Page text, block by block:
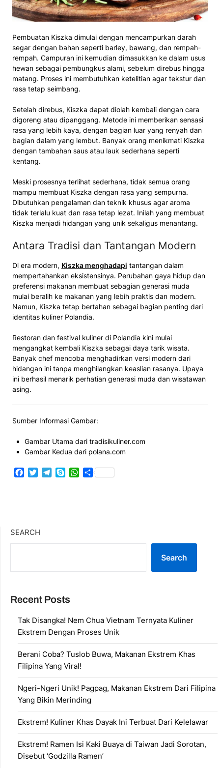
Pembuatan Kiszka dimulai dengan mencampurkan darah
segar dengan bahan seperti barley, bawang, dan rempah-
rempah. Campuran ini kemudian dimasukkan ke dalam usus
hewan sebagai pembungkus alami, sebelum direbus hingga
matang. Proses ini membutuhkan ketelitian agar tekstur dan
rasa tetap seimbang.
Setelah direbus, Kiszka dapat diolah kembali dengan cara
digoreng atau dipanggang. Metode ini memberikan sensasi
rasa yang lebih kaya, dengan bagian luar yang renyah dan
bagian dalam yang lembut. Banyak orang menikmati Kiszka
dengan tambahan saus atau lauk sederhana seperti
kentang.
Meski prosesnya terlihat sederhana, tidak semua orang
mampu membuat Kiszka dengan rasa yang sempurna.
Dibutuhkan pengalaman dan teknik khusus agar aroma
tidak terlalu kuat dan rasa tetap lezat. Inilah yang membuat
Kiszka menjadi hidangan yang unik sekaligus menantang.
Antara Tradisi dan Tantangan Modern
Di era modern, Kiszka menghadapi tantangan dalam
mempertahankan eksistensinya. Perubahan gaya hidup dan
preferensi makanan membuat sebagian generasi muda
mulai beralih ke makanan yang lebih praktis dan modern.
Namun, Kiszka tetap bertahan sebagai bagian penting dari
identitas kuliner Polandia.
Restoran dan festival kuliner di Polandia kini mulai
mengangkat kembali Kiszka sebagai daya tarik wisata.
Banyak chef mencoba menghadirkan versi modern dari
hidangan ini tanpa menghilangkan keaslian rasanya. Upaya
ini berhasil menarik perhatian generasi muda dan wisatawan
asing.
Sumber Informasi Gambar:
Gambar Utama dari tradisikuliner.com
Gambar Kedua dari polana.com
Facebook
TwitterTelegram
SkypeWhatsApp
Share
SEARCH
Search
Recent Posts
Tak Disangka! Nem Chua Vietnam Ternyata Kuliner
Ekstrem Dengan Proses Unik
Berani Coba? Tuslob Buwa, Makanan Ekstrem Khas
Filipina Yang Viral!
Ngeri-Ngeri Unik! Pagpag, Makanan Ekstrem Dari Filipina
Yang Bikin Merinding
Ekstrem! Kuliner Khas Dayak Ini Terbuat Dari Kelelawar
Ekstrem! Ramen Isi Kaki Buaya di Taiwan Jadi Sorotan,
Disebut ‘Godzilla Ramen’